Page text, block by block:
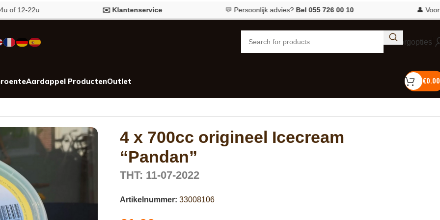
22u ✉️ Klantenservice 💬 Persoonlijk advies?Bel 055 726 00 10 👤 Voor
Bezorgopties
Aardappel ProductenOutlet €0.00
4 x 700cc origineel Icecream
“Pandan”
THT: 11-07-2022
Artikelnummer: 33008106